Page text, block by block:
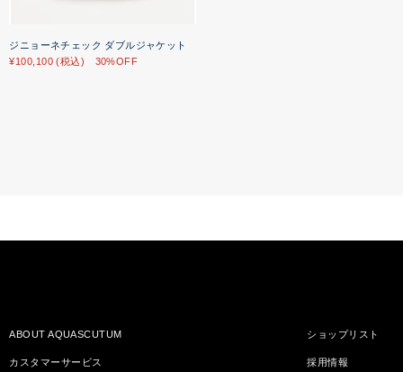
ジニョーネチェック ダブルジャケット
¥100,100 (税込) 30%OFF
ABOUT AQUASCUTUM
カスタマーサービス
ショップリスト
採用情報